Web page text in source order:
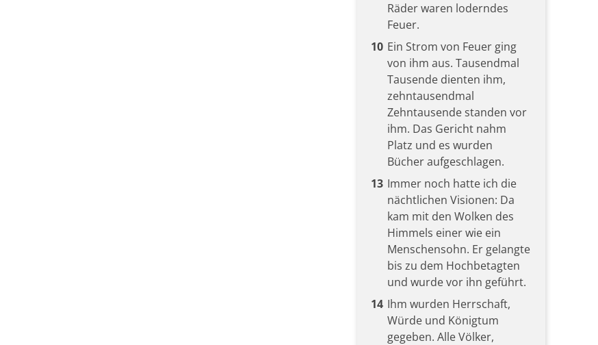
Räder waren loderndes
Feuer.
10 Ein Strom von Feuer ging
von ihm aus. Tausendmal
Tausende dienten ihm,
zehntausendmal
Zehntausende standen vor
ihm. Das Gericht nahm
Platz und es wurden
Bücher aufgeschlagen.
13 Immer noch hatte ich die
nächtlichen Visionen: Da
kam mit den Wolken des
Himmels einer wie ein
Menschensohn. Er gelangte
bis zu dem Hochbetagten
und wurde vor ihn geführt.
14 Ihm wurden Herrschaft,
Würde und Königtum
gegeben. Alle Völker,